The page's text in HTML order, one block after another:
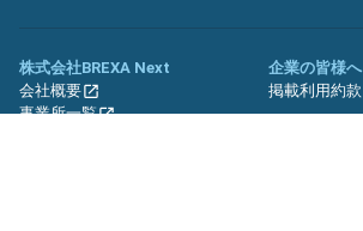
株式会社BREXA Next
会社概要
事業所一覧
企業の皆様へ
掲載利用約款